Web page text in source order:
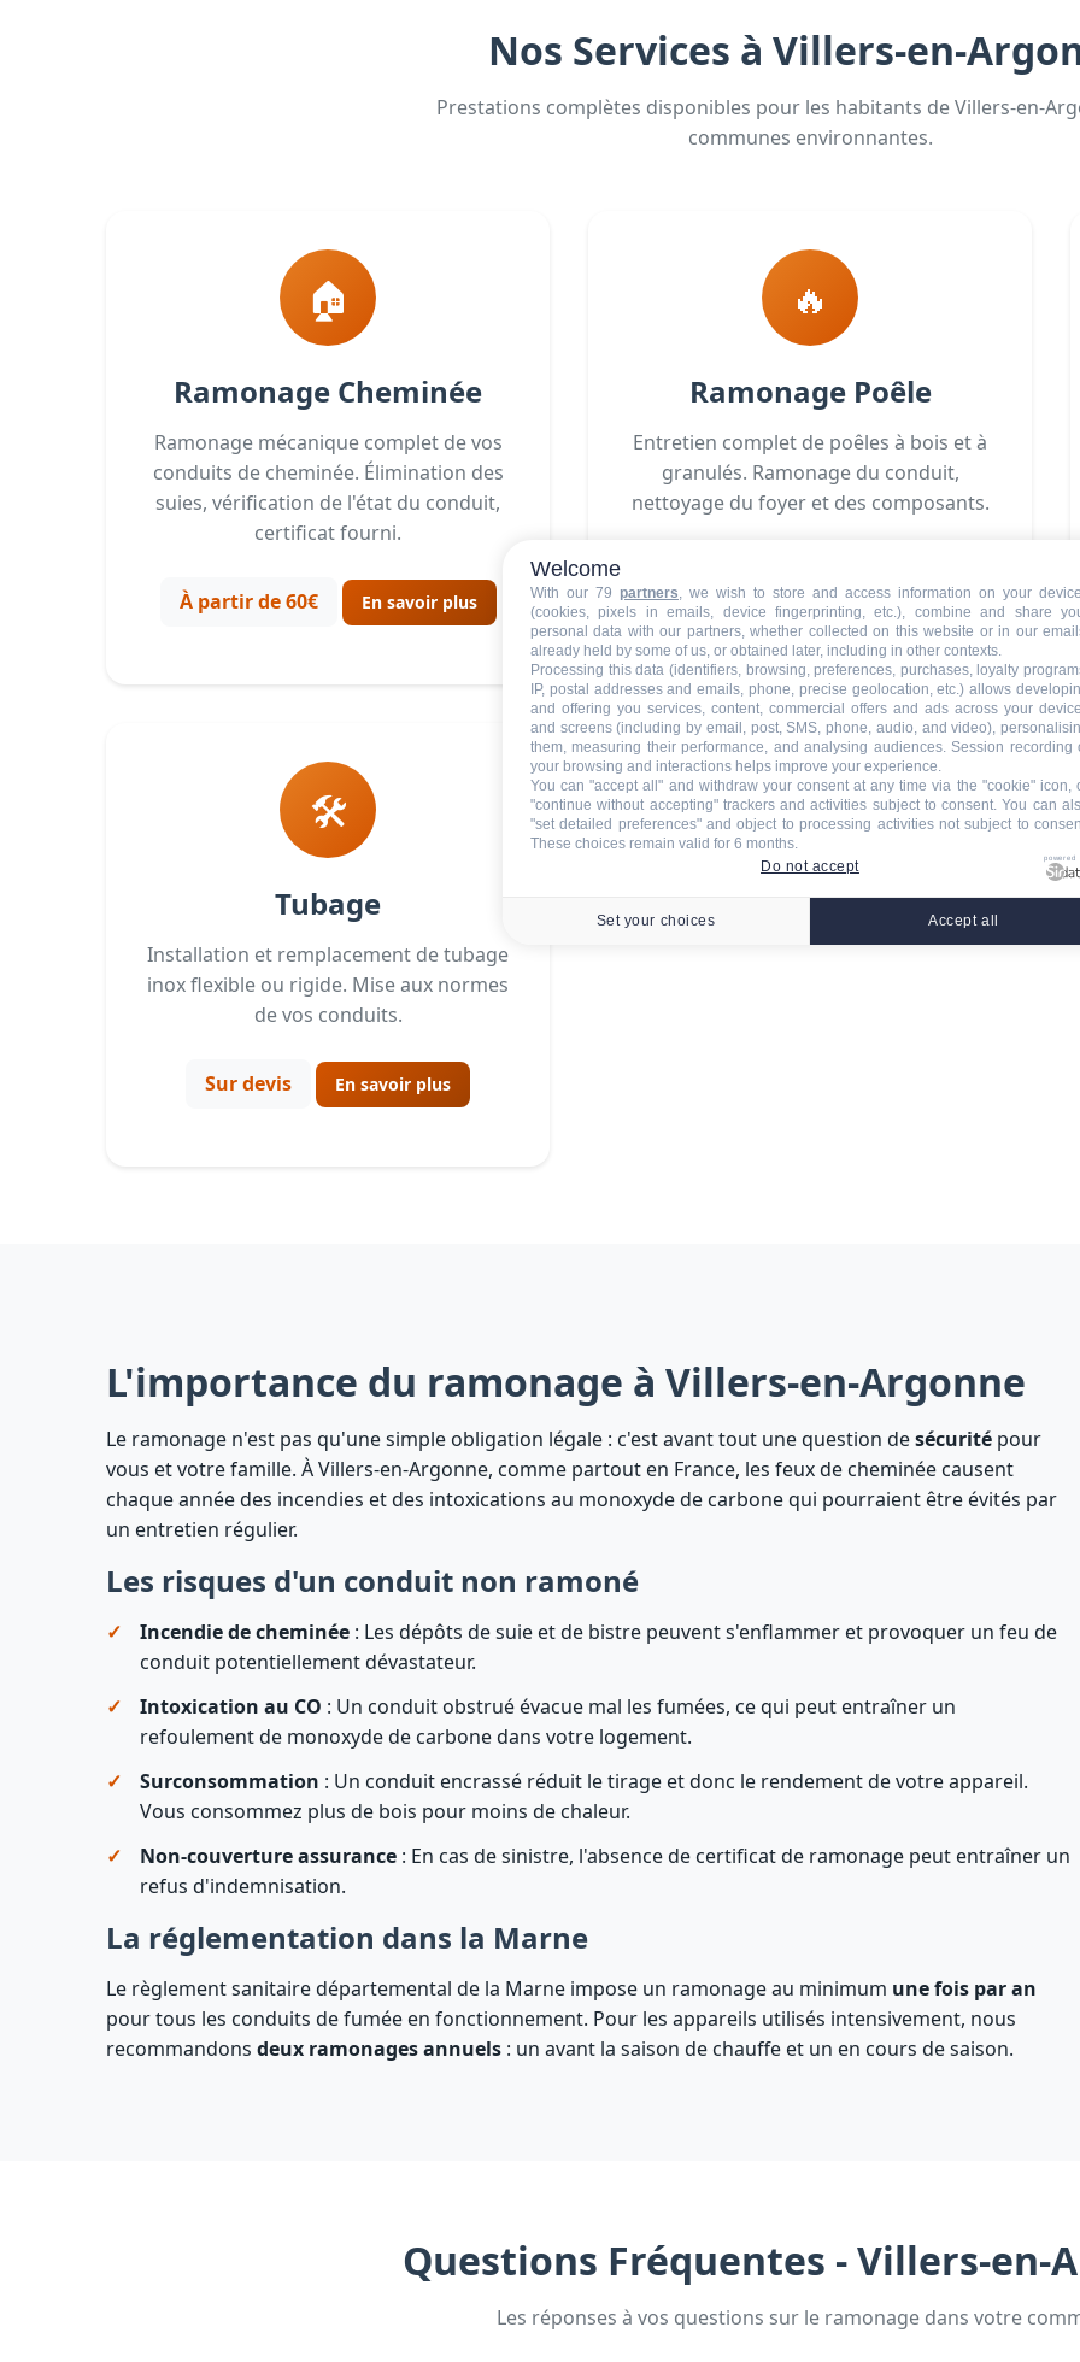
Nos Services à Villers-en-
Prestations complètes disponibles pour les habitants de Villers-en-
communes environnantes.
🏠
Ramonage Cheminée
Ramonage mécanique complet de vos
conduits de cheminée. Élimination des
suies, vérification de l'état du conduit,
certificat fourni.
À partir de 60€ En savoir plus
🔥
Ramonage Poêle
Entretien complet de poêles à bois et à
granulés. Ramonage du conduit,
nettoyage du foyer et des composants.
🛠️
Tubage
Installation et remplacement de tubage
inox flexible ou rigide. Mise aux normes
de vos conduits.
Sur devis En savoir plus
L'importance du ramonage à Villers-en-Argonne
Le ramonage n'est pas qu'une simple obligation légale : c'est avant tout une question desécurité pour
vous et votre famille. À Villers-en-Argonne, comme partout en France, les feux de cheminée causent
chaque année des incendies et des intoxications au monoxyde de carbone qui pourraient être évités par
un entretien régulier.
Les risques d'un conduit non ramoné
Incendie de cheminée : Les dépôts de suie et de bistre peuvent s'enflammer et provoquer un feu de
conduit potentiellement dévastateur.
Intoxication au CO : Un conduit obstrué évacue mal les fumées, ce qui peut entraîner un
refoulement de monoxyde de carbone dans votre logement.
Surconsommation : Un conduit encrassé réduit le tirage et donc le rendement de votre appareil.
Vous consommez plus de bois pour moins de chaleur.
Non-couverture assurance : En cas de sinistre, l'absence de certificat de ramonage peut entraîner un
refus d'indemnisation.
La réglementation dans la Marne
Le règlement sanitaire départemental de la Marne impose un ramonage au minimum une fois par an
pour tous les conduits de fumée en fonctionnement. Pour les appareils utilisés intensivement, nous
recommandons deux ramonages annuels : un avant la saison de chauffe et un en cours de saison.
Questions Fréquentes - Villers-en-
Les réponses à vos questions sur le ramonage dans votre
Welcome
With our 79 partners, we wish to store and access information on your
(cookies, pixels in emails, device fingerprinting, etc.), combine and share
personal data with our partners, whether collected on this website or in our
already held by some of us, or obtained later, including in other contexts.
Processing this data (identifiers, browsing, preferences, purchases, loyalty
IP, postal addresses and emails, phone, precise geolocation, etc.) allows
and offering you services, content, commercial offers and ads across your
and screens (including by email, post, SMS, phone, audio, and video),
them, measuring their performance, and analysing audiences. Session recording
your browsing and interactions helps improve your experience.
You can "accept all" and withdraw your consent at any time via the "cookie" icon,
"continue without accepting" trackers and activities subject to consent. You can
"set detailed preferences" and object to processing activities not subject to
These choices remain valid for 6 months.
Do not accept
powered
Set your choices Accept all